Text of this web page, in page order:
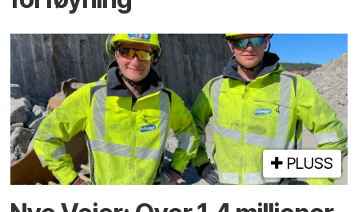
PLUSS